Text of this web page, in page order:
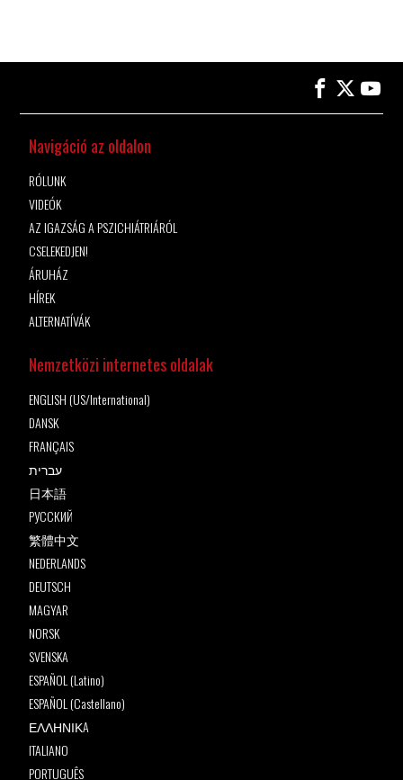
Navigáció az oldalon
RÓLUNK
VIDEÓK
AZ IGAZSÁG A PSZICHIÁTRIÁRÓL
CSELEKEDJEN!
ÁRUHÁZ
HÍREK
ALTERNATÍVÁK
Nemzetközi internetes oldalak
ENGLISH (US/International)
DANSK
FRANÇAIS
עברית
日本語
РУССКИЙ
繁體中文
NEDERLANDS
DEUTSCH
MAGYAR
NORSK
SVENSKA
ESPAÑOL (Latino)
ESPAÑOL (Castellano)
ΕΛΛΗΝΙΚA
ITALIANO
PORTUGUÊS